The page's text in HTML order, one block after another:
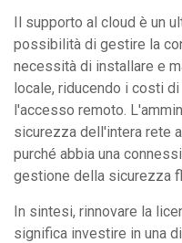
Il supporto al cloud è un
possibilità di gestire la
necessità di installare e
locale, riducendo i costi
l'accesso remoto.
sicurezza dell'intera rete
purché abbia una
gestione della sicurezza
In sintesi, rinnovare la
significa investire in una